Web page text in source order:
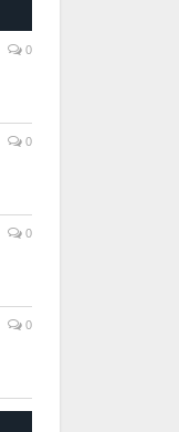
0
0
0
0